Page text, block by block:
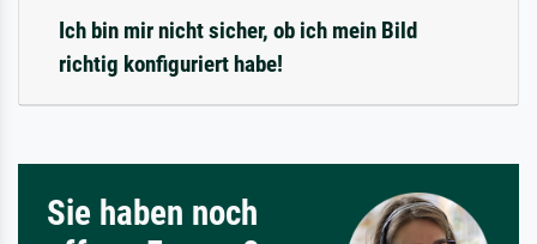
Ich bin mir nicht sicher, ob ich mein Bild
richtig konfiguriert habe!
Sie haben noch